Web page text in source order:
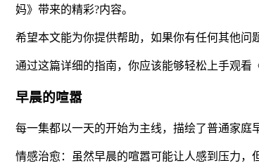
妈》带来的精彩?内容。
希望本文能为你提供帮助，如果你有任何其他问
通过这篇详细的指南，你应该能够轻松上手观看
早晨的喧嚣
每一集都以一天的开始为主线，描绘了普通家庭
情感治愈：虽然早晨的喧嚣可能让人感到压力，